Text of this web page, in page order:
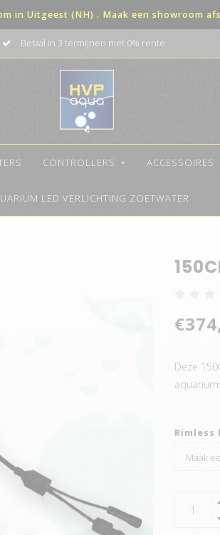
in Uitgeest (NH) . Maak een showroom
Betaal in 3 termijnen met 0% rente
CONTROLLERS ACCESSOIRES
LED VERLICHTING ZOETWATER
Deze